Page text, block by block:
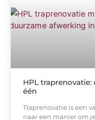
HPL
één
Traprenovatie is een
naar een manier om